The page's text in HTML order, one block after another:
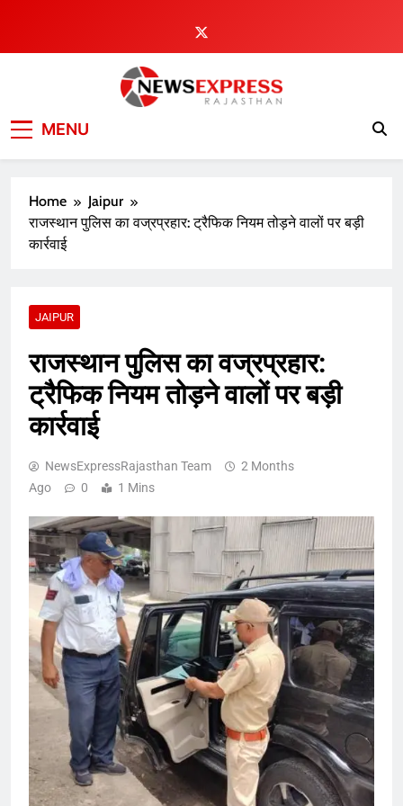
content
MENU
Home
Jaipur
राजस्थान पुलिस का वज्रप्रहार: ट्रैफिक नियम तोड़ने वालों पर बड़ी
कार्रवाई
JAIPUR
राजस्थान पुलिस का वज्रप्रहार:
ट्रैफिक नियम तोड़ने वालों पर बड़ी
कार्रवाई
NewsExpressRajasthan Team
2 Months
Ago
0 1 Mins